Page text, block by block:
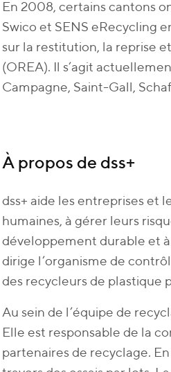
En 2008, certains cantons
Swico et SENS eRecycling
sur la restitution, la reprise
(OREA). Il s’agit
Campagne, Saint-Gall,
À propos de dss+
dss+ aide les entreprises et
humaines, à gérer leurs
développement durable et
dirige l’organisme de
des recycleurs de plastique
Au sein de l’équipe de
Elle est responsable de la
partenaires de recyclage.